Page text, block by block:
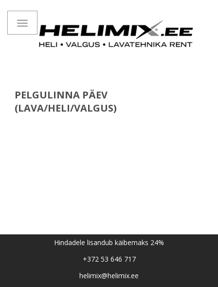
Toggle
navigation
PELGULINNA PÄEV
(LAVA/HELI/VALGUS)
Hindadele lisandub käibemaks 24%
+372 53 646 717
helimix@helimix.ee